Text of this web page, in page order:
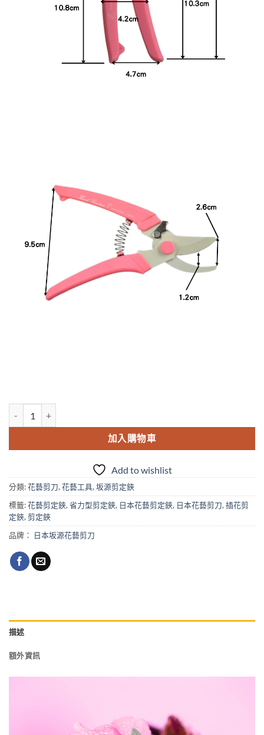
加入購物車
Add to wishlist
分類:花藝剪刀, 花藝工具, 坂源剪定鋏
標籤:花藝剪定鋏, 省力型剪定鋏, 日本花藝剪定鋏, 日本花藝剪刀, 插花剪
定鋏, 剪定鋏
品牌：
日本坂源花藝剪刀
描述
額外資訊